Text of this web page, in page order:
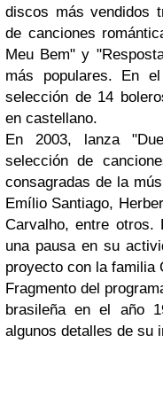
discos más vendidos
de canciones
Meu Bem" y
más populares. En
selección de 14
en castellano.
En 2003, lanza
selección de
consagradas de la
Emílio Santiago,
Carvalho, entre otros.
una pausa en su
proyecto con la familia
Fragmento del
brasileña en el año
algunos detalles de su